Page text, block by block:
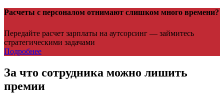
Расчеты с персоналом отнимают слишком много времени?
Передайте расчет зарплаты на аутсорсинг — займитесь
стратегическими задачами
Подробнее
За что сотрудника можно лишить
премии